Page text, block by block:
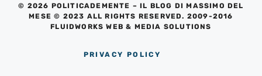
© 2026 POLITICADEMENTE – IL BLOG DI MASSIMO DEL
MESE © 2023 ALL RIGHTS RESERVED. 2009-2016
FLUIDWORKS WEB & MEDIA SOLUTIONS
PRIVACY POLICY